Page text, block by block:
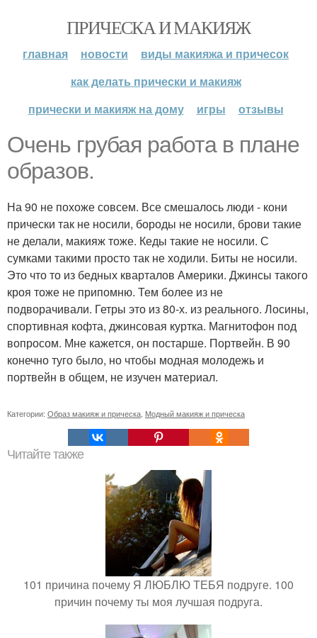
ПРИЧЕСКА И МАКИЯЖ
главная новости
виды макияжа и причесок
как делать прически и макияж
прически и макияж на дому
игры отзывы
Очень грубая работа в плане
образов.
На 90 не похоже совсем. Все смешалось люди - кони
прически так не носили, бороды не носили, брови такие
не делали, макияж тоже. Кеды такие не носили. С
сумками такими просто так не ходили. Биты не носили.
Это что то из бедных кварталов Америки. Джинсы такого
кроя тоже не припомню. Тем более из не
подворачивали. Гетры это из 80-х. из реального. Лосины,
спортивная кофта, джинсовая куртка. Магнитофон под
вопросом. Мне кажется, он постарше. Портвейн. В 90
конечно туго было, но чтобы модная молодежь и
портвейн в общем, не изучен материал.
Категории: Образ макияж и прическа Модный макияж и прическа
Читайте также
101 причина почему Я ЛЮБЛЮ ТЕБЯ подруге. 100
причин почему ты моя лучшая подруга.